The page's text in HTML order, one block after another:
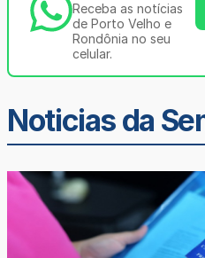
Receba as notícias
de Porto Velho e
Rondônia no seu
celular.
Noticias da